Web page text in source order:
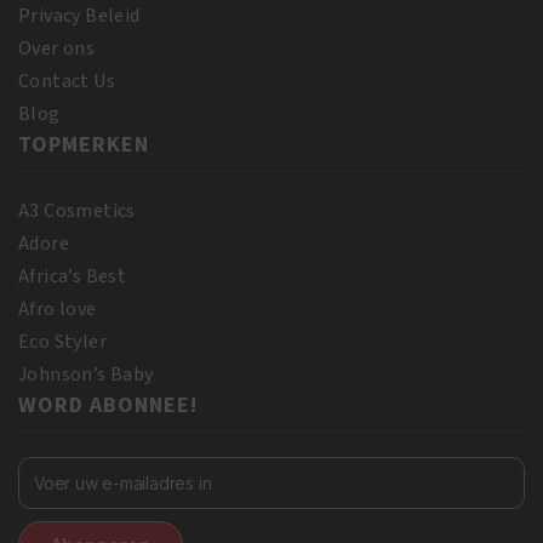
Privacy Beleid
Over ons
Contact Us
Blog
TOPMERKEN
A3 Cosmetics
Adore
Africa’s Best
Afro love
Eco Styler
Johnson’s Baby
WORD ABONNEE!